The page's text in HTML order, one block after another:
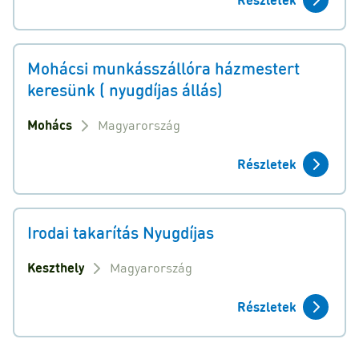
Mohácsi munkásszállóra házmestert
keresünk ( nyugdíjas állás)
Mohács Magyarország
Részletek
Irodai takarítás Nyugdíjas
Keszthely Magyarország
Részletek